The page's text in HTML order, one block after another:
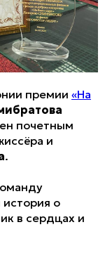
премии «На
почетным
и
.
история о
в сердцах и